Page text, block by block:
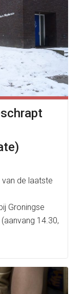
de laatste
Groningse
14.30,